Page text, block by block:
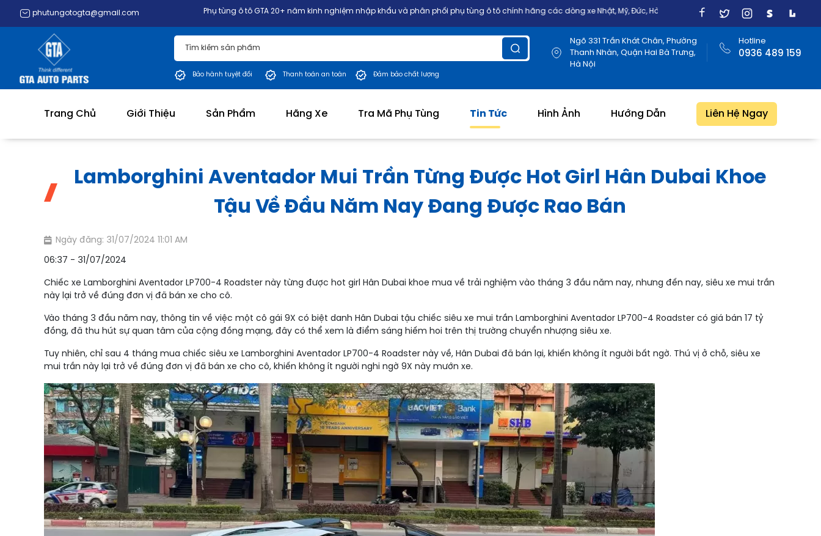
phutungotogta@gmail.comPhụ tùng ô tô GTA 20+ năm kinh nghiệm nhập khẩu và phân phối phụ tùng ô tô chính hãng các dòng xe Nhật, Mỹ, Đức, Hàn Quốc
Bảo hành tuyệt đối Thanh toán an toàn Đảm bảo chất lượng
Ngõ 331 Trần Khát Chân, Phường
Thanh Nhàn, Quận Hai Bà Trưng,
Hà Nội
Hotline
0936 489 159
Trang Chủ Giới Thiệu Sản Phẩm Hãng Xe Tra Mã Phụ Tùng Tin Tức Hình Ảnh Hướng Dẫn Liên Hệ Ngay
Lamborghini Aventador Mui Trần Từng Được Hot Girl Hân Dubai Khoe
Tậu Về Đầu Năm Nay Đang Được Rao Bán
Ngày đăng: 31/07/2024 11:01 AM
06:37 - 31/07/2024
Chiếc xe Lamborghini Aventador LP700-4 Roadster này từng được hot girl Hân Dubai khoe mua về trải nghiệm vào tháng 3 đầu năm nay, nhưng đến nay, siêu xe mui trần
này lại trở về đúng đơn vị đã bán xe cho cô.
Vào tháng 3 đầu năm nay, thông tin về việc một cô gái 9X có biệt danh Hân Dubai tậu chiếc siêu xe mui trần Lamborghini Aventador LP700-4 Roadster có giá bán 17 tỷ
đồng, đã thu hút sự quan tâm của cộng đồng mạng, đây có thể xem là điểm sáng hiếm hoi trên thị trường chuyển nhượng siêu xe.
Tuy nhiên, chỉ sau 4 tháng mua chiếc siêu xe Lamborghini Aventador LP700-4 Roadster này về, Hân Dubai đã bán lại, khiến không ít người bất ngờ. Thú vị ở chỗ, siêu xe
mui trần này lại trở về đúng đơn vị đã bán xe cho cô, khiến không ít người nghi ngờ 9X này mướn xe.